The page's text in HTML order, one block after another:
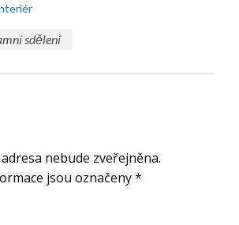
sdělení
nebude zveřejněna.
jsou označeny*